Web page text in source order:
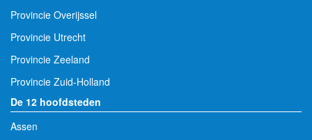
Provincie Overijssel
Provincie Utrecht
Provincie Zeeland
Provincie Zuid-Holland
De 12 hoofdsteden
Assen